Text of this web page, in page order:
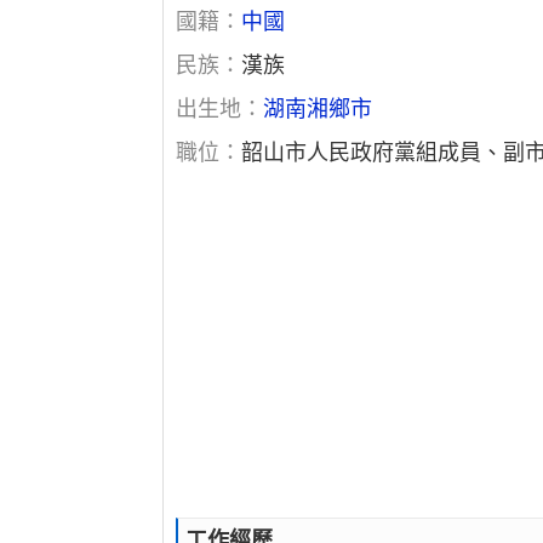
國籍： 中國
民族： 漢族
出生地：湖南湘鄉市
職位：韶山市人民政府黨組成員、副